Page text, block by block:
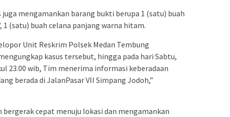
mengamankan barang bukti berupa 1 (satu) buah
1 (satu) buah celana panjang warna hitam.
Unit Reskrim Polsek Medan Tembung
kasus tersebut, hingga pada hari Sabtu,
23.00 wib, Tim menerima informasi keberadaan
berada di JalanPasar VII Simpang Jodoh,”
cepat menuju lokasi dan mengamankan